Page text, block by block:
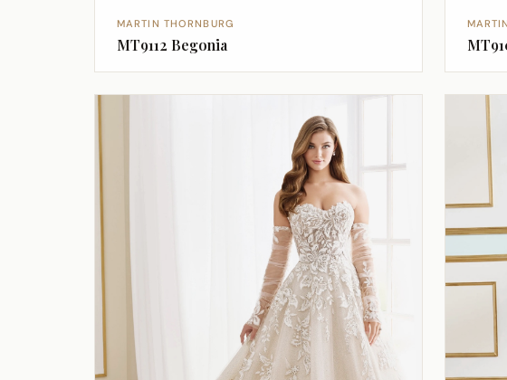
MARTIN THORNBURG
MT9112 Begonia